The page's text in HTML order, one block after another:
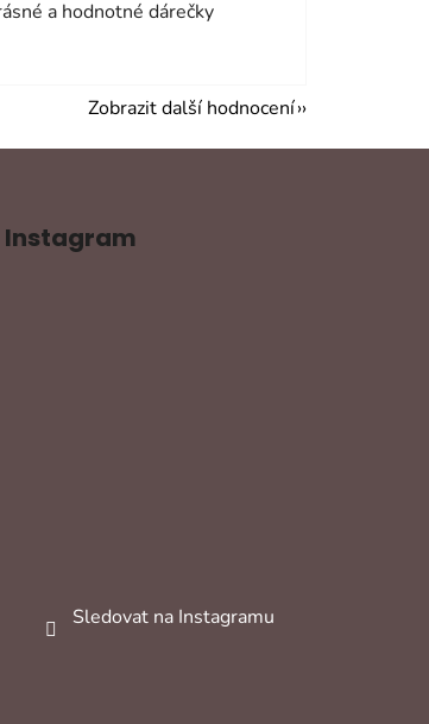
a hodnotné dárečky
Zobrazit další hodnocení
Instagram
Sledovat na Instagramu